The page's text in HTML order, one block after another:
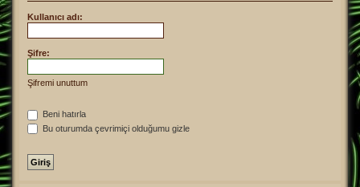
Kullanıcı adı:
Şifre:
Şifremi unuttum
Beni hatırla
Bu oturumda çevrimiçi olduğumu gizle